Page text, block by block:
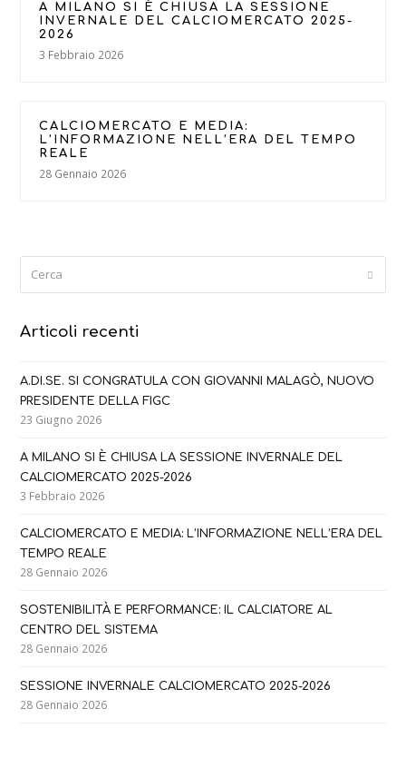
A MILANO SI È CHIUSA LA SESSIONE
INVERNALE DEL CALCIOMERCATO 2025-
2026
3 Febbraio 2026
CALCIOMERCATO E MEDIA:
L’INFORMAZIONE NELL’ERA DEL TEMPO
REALE
28 Gennaio 2026
Submit
Articoli recenti
A.DI.SE. SI CONGRATULA CON GIOVANNI MALAGÒ, NUOVO
PRESIDENTE DELLA FIGC
23 Giugno 2026
A MILANO SI È CHIUSA LA SESSIONE INVERNALE DEL
CALCIOMERCATO 2025-2026
3 Febbraio 2026
CALCIOMERCATO E MEDIA: L’INFORMAZIONE NELL’ERA DEL
TEMPO REALE
28 Gennaio 2026
SOSTENIBILITÀ E PERFORMANCE: IL CALCIATORE AL
CENTRO DEL SISTEMA
28 Gennaio 2026
SESSIONE INVERNALE CALCIOMERCATO 2025-2026
28 Gennaio 2026